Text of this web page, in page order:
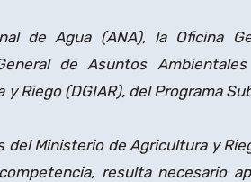
de Agua (ANA), la Oficina
de Asuntos Ambientales
Riego (DGIAR), del Programa
Ministerio de Agricultura y
resulta necesario